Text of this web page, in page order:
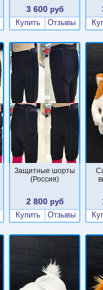
3 600руб
Купить
Отзывы
Защитные шорты
(Россия)
2 800руб
Купить
Отзывы